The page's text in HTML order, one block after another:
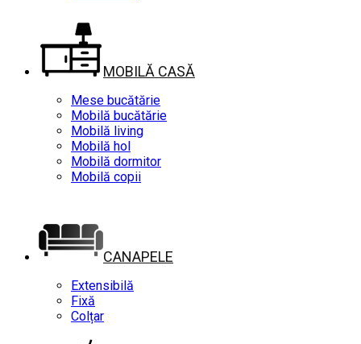
MOBILĂ CASĂ
Mese bucătărie
Mobilă bucătărie
Mobilă living
Mobilă hol
Mobilă dormitor
Mobilă copii
CANAPELE
Extensibilă
Fixă
Colțar